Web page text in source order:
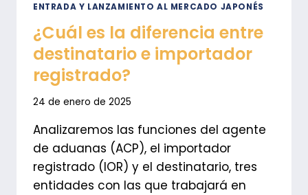
ENTRADA Y LANZAMIENTO AL MERCADO JAPONÉS
¿Cuál es la diferencia entre
destinatario e importador
registrado?
24 de enero de 2025
Analizaremos las funciones del agente
de aduanas (ACP), el importador
registrado (IOR) y el destinatario, tres
entidades con las que trabajará en